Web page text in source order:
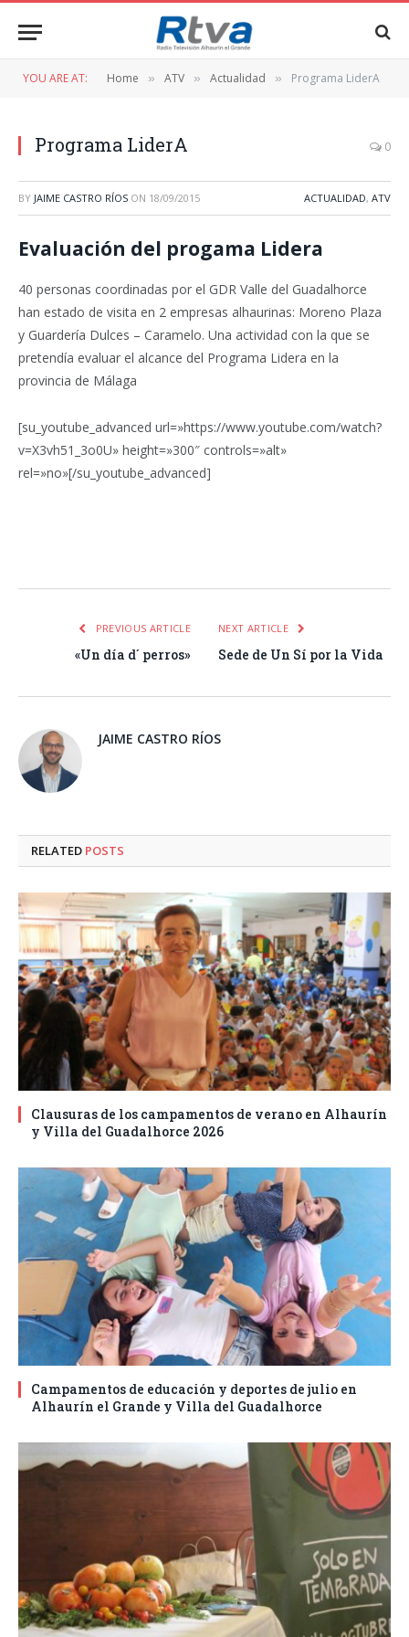
YOU ARE AT: Home » ATV » Actualidad » Programa LiderA
Programa LiderA 0
BY JAIME CASTRO RÍOS ON 18/09/2015 ACTUALIDAD, ATV
Evaluación del progama Lidera
40 personas coordinadas por el GDR Valle del Guadalhorce
han estado de visita en 2 empresas alhaurinas: Moreno Plaza
y Guardería Dulces – Caramelo. Una actividad con la que se
pretendía evaluar el alcance del Programa Lidera en la
provincia de Málaga
[su_youtube_advanced url=»https://www.youtube.com/watch?
v=X3vh51_3o0U» height=»300″ controls=»alt»
rel=»no»[/su_youtube_advanced]
PREVIOUS ARTICLE
«Un día d´ perros»
NEXT ARTICLE
Sede de Un Sí por la Vida
JAIME CASTRO RÍOS
RELATED POSTS
Clausuras de los campamentos de verano en Alhaurín
y Villa del Guadalhorce 2026
Campamentos de educación y deportes de julio en
Alhaurín el Grande y Villa del Guadalhorce